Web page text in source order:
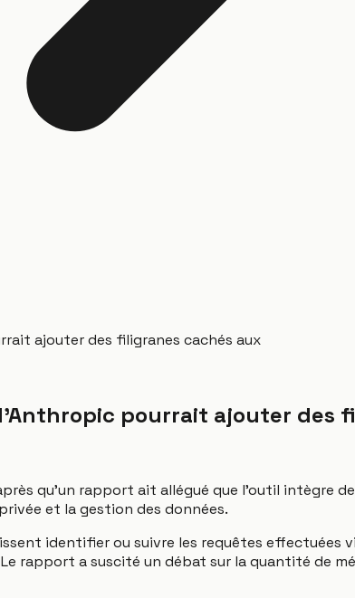
ajouter des filigranes cachés aux
pourrait ajouter des
qu'un rapport ait allégué que l'outil intègre
et la gestion des données.
identifier ou suivre les requêtes effectuées
rapport a suscité un débat sur la quantité de